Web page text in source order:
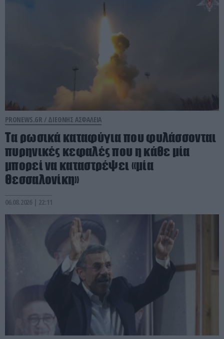
PRONEWS.GR / ΔΙΕΘΝΗΣ ΑΣΦΑΛΕΙΑ
Τα ρωσικά καταφύγια που φυλάσσονται
πυρηνικές κεφαλές που η κάθε μία
μπορεί να καταστρέψει «μία
Θεσσαλονίκη»
06.08.2026 | 22:11